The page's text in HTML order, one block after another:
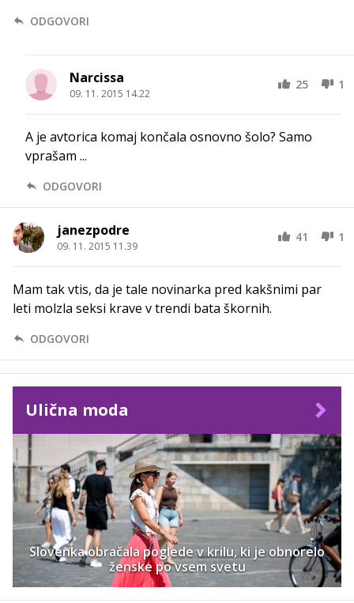
ODGOVORI
Narcissa
09. 11. 2015 14.22
25 1
A je avtorica komaj končala osnovno šolo? Samo
vprašam ...
ODGOVORI
janezpodre
09. 11. 2015 11.39
41 1
Mam tak vtis, da je tale novinarka pred kakšnimi par
leti molzla seksi krave v trendi bata škornih.
ODGOVORI
Ulična moda
Slovenka obračala poglede v krilu, ki je obnorelo
ženske po vsem svetu